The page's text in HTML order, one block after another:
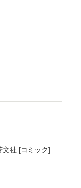
文社 [コミック]